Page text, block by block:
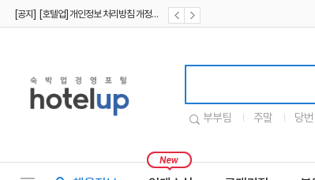
[공지] [호텔업] 개인정보 처리방침 개정본1 (19.09.02)
부부팀 주말 당번